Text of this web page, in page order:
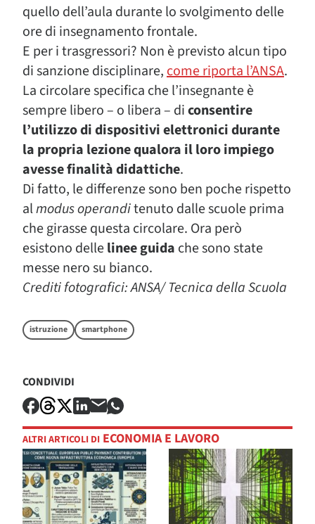
quello dell’aula durante lo svolgimento delle
ore di insegnamento frontale.
E per i trasgressori? Non è previsto alcun tipo
di sanzione disciplinare,come riporta l’ANSA.
La circolare specifica che l’insegnante è
sempre libero – o libera – diconsentire
l’utilizzo di dispositivi elettronici durante
la propria lezione qualora il loro impiego
avesse finalità didattiche.
Di fatto, le differenze sono ben poche rispetto
almodus operanditenuto dalle scuole prima
che girasse questa circolare. Ora però
esistono dellelinee guida che sono state
messe nero su bianco.
Crediti fotografici: ANSA/ Tecnica della Scuola
istruzione smartphone
CONDIVIDI
ALTRI ARTICOLI DI ECONOMIA E LAVORO